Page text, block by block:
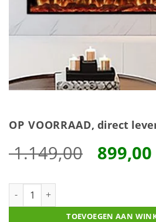
OP VOORRAAD, direct
1.149,00 899,00
Modern Fires Lueno 165cm pro aantal
TOEVOEGEN AAN